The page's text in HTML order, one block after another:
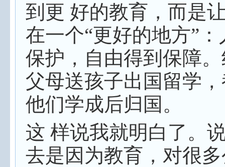
到更 好的教育，而是
在一个“更好的地方”
保护，自由得到保障
父母送孩子出国留学
他们学成后归国。
这 样说我就明白了。
去是因为教育，对很